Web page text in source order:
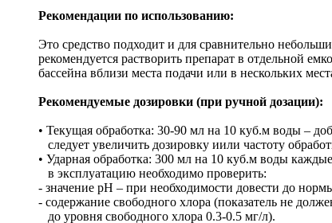
Рекомендации по использованию:
Это средство подходит и для сравнительно
рекомендуется растворить препарат в отдельной
бассейна вблизи места подачи или в нескольких
Рекомендуемые дозировки (при ручной дозации):
• Текущая обработка: 30-90 мл на 10 куб.м воды –
следует увеличить дозировку иили частоту
• Ударная обработка: 300 мл на 10 куб.м воды
в эксплуатацию необходимо проверить:
- значение рН – при необходимости довести до
- содержание свободного хлора (показатель не
до уровня свободного хлора 0.3-0.5 мг/л).